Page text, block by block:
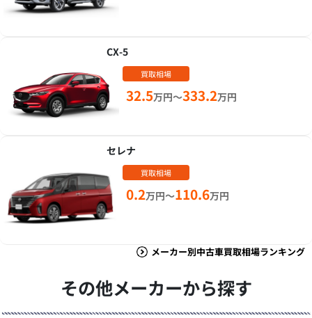
CX-5
買取相場
32.5万円～333.2万円
セレナ
買取相場
0.2万円～110.6万円
メーカー別中古車買取相場ランキング
その他メーカーから探す